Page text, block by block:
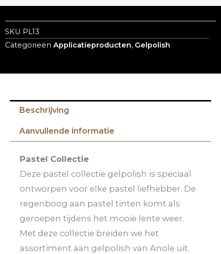
SKU PL13
Categorieën Applicatieproducten, Gelpolish
Beschrijving
Aanvullende informatie
Pastel Collectie
Deze pastel collectie gelpolish is speciaal
ontworpen voor elke pastel liefhebber. De
regenboog aan pastel tinten komt als
geroepen tijdens het mooie lente weer.
Met deze collectie breiden we het
assortiment aan gelpolish van Anole uit.